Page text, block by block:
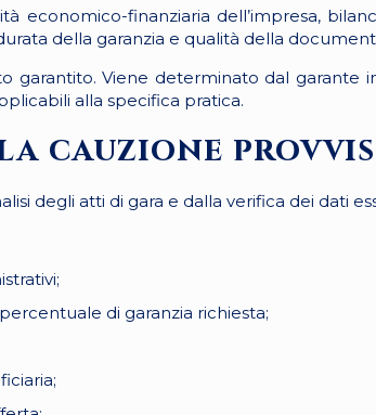
economico-finanziaria dell’impresa,
della garanzia e qualità della
garantito. Viene determinato dal garante
alla specifica pratica.
cauzione
degli atti di gara e dalla verifica dei dati
di garanzia richiesta;